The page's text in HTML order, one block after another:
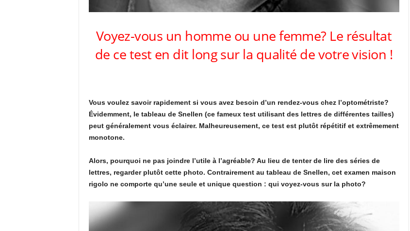
Voyez-vous un homme ou une femme? Le résultat
de ce test en dit long sur la qualité de votre vision !
Vous voulez savoir rapidement si vous avez besoin d’un rendez-vous chez l’optométriste?
Évidemment, le tableau de Snellen (ce fameux test utilisant des lettres de différentes tailles)
peut généralement vous éclairer. Malheureusement, ce test est plutôt répétitif et extrêmement
monotone.
Alors, pourquoi ne pas joindre l’utile à l’agréable? Au lieu de tenter de lire des séries de
lettres, regarder plutôt cette photo. Contrairement au tableau de Snellen, cet examen maison
rigolo ne comporte qu’une seule et unique question : qui voyez-vous sur la photo?